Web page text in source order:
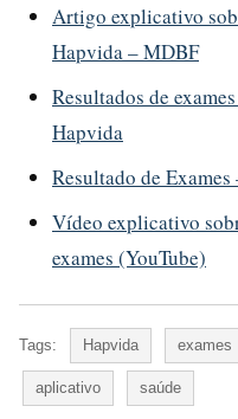
Artigo explicativo
Hapvida – MDBF
Resultados de
Hapvida
Resultado de
Vídeo explicativo
exames (YouTube)
Tags: Hapvida exames
aplicativo saúde